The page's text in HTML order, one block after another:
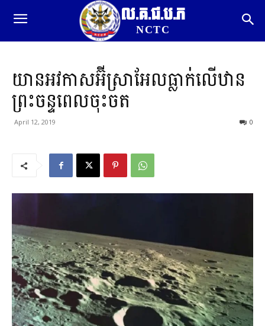
ល.គ.ជ.ប.ភ
NCTC
យានអវកាស​​អ៊ីស្រាអែល​​ធ្លាក់​លើ​ឋាន​​
ព្រះ​ចន្ទ​​ពេល​ចុះចត​
April 12, 2019 0